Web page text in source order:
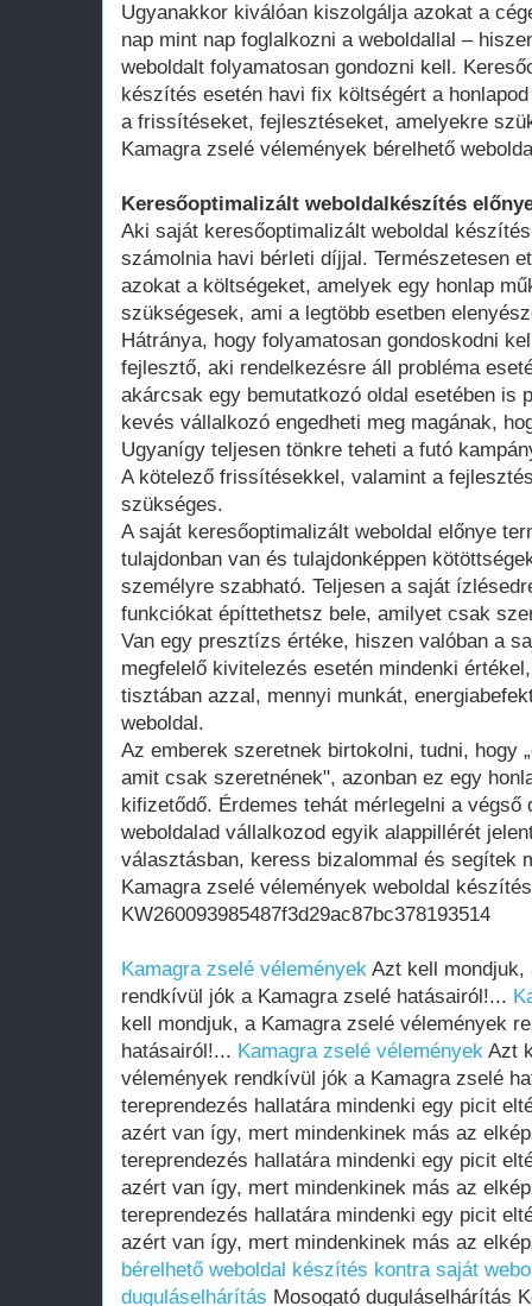
Ugyanakkor kiválóan kiszolgálja azokat a
nap mint nap foglalkozni a weboldallal –
weboldalt folyamatosan gondozni kell.
készítés esetén havi fix költségért a
a frissítéseket, fejlesztéseket, amelyekre
Kamagra zselé vélemények bérelhető
Keresőoptimalizált weboldalkészítés
Aki saját keresőoptimalizált weboldal
számolnia havi bérleti díjjal. Természetesen
azokat a költségeket, amelyek egy honlap
szükségesek, ami a legtöbb esetben
Hátránya, hogy folyamatosan gondoskodni
fejlesztő, aki rendelkezésre áll probléma
akárcsak egy bemutatkozó oldal esetében is
kevés vállalkozó engedheti meg magának,
Ugyanígy teljesen tönkre teheti a futó
A kötelező frissítésekkel, valamint a
szükséges.
A saját keresőoptimalizált weboldal előnye
tulajdonban van és tulajdonképpen
személyre szabható. Teljesen a saját
funkciókat építtethetsz bele, amilyet csak
Van egy presztízs értéke, hiszen valóban a
megfelelő kivitelezés esetén mindenki
tisztában azzal, mennyi munkát,
weboldal.
Az emberek szeretnek birtokolni, tudni, hogy
amit csak szeretnének", azonban ez egy
kifizetődő. Érdemes tehát mérlegelni a végső
weboldalad vállalkozod egyik alappillérét
választásban, keress bizalommal és segítek
Kamagra zselé vélemények weboldal készítés
KW260093985487f3d29ac87bc378193514
Kamagra zselé vélemények Azt kell mondjuk,
rendkívül jók a Kamagra zselé hatásairól!...
kell mondjuk, a Kamagra zselé vélemények
hatásairól!... Kamagra zselé vélemények Azt
vélemények rendkívül jók a Kamagra zselé
tereprendezés hallatára mindenki egy picit
azért van így, mert mindenkinek más az
tereprendezés hallatára mindenki egy picit
azért van így, mert mindenkinek más az
tereprendezés hallatára mindenki egy picit
azért van így, mert mindenkinek más az
bérelhető weboldal készítés kontra saját
duguláselhárítás Mosogató duguláselhárítás